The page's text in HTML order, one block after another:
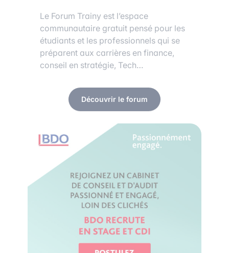
Le Forum Trainy est l’espace
communautaire gratuit pensé pour les
étudiants et les professionnels qui se
préparent aux carrières en finance,
conseil en stratégie, Tech…
Découvrir le forum